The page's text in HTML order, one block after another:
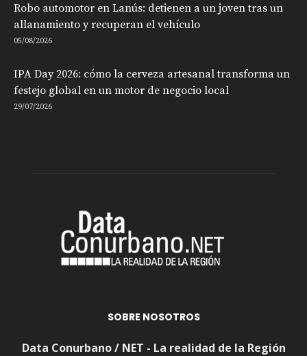
Robo automotor en Lanús: detienen a un joven tras un
allanamiento y recuperan el vehículo
05/08/2026
IPA Day 2026: cómo la cerveza artesanal transforma un
festejo global en un motor de negocio local
29/07/2026
SOBRE NOSOTROS
Data Conurbano / NET - La realidad de la Región